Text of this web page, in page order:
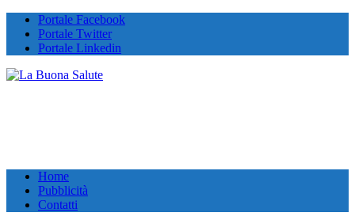
Portale Facebook
Portale Twitter
Portale Linkedin
Home
Pubblicità
Contatti